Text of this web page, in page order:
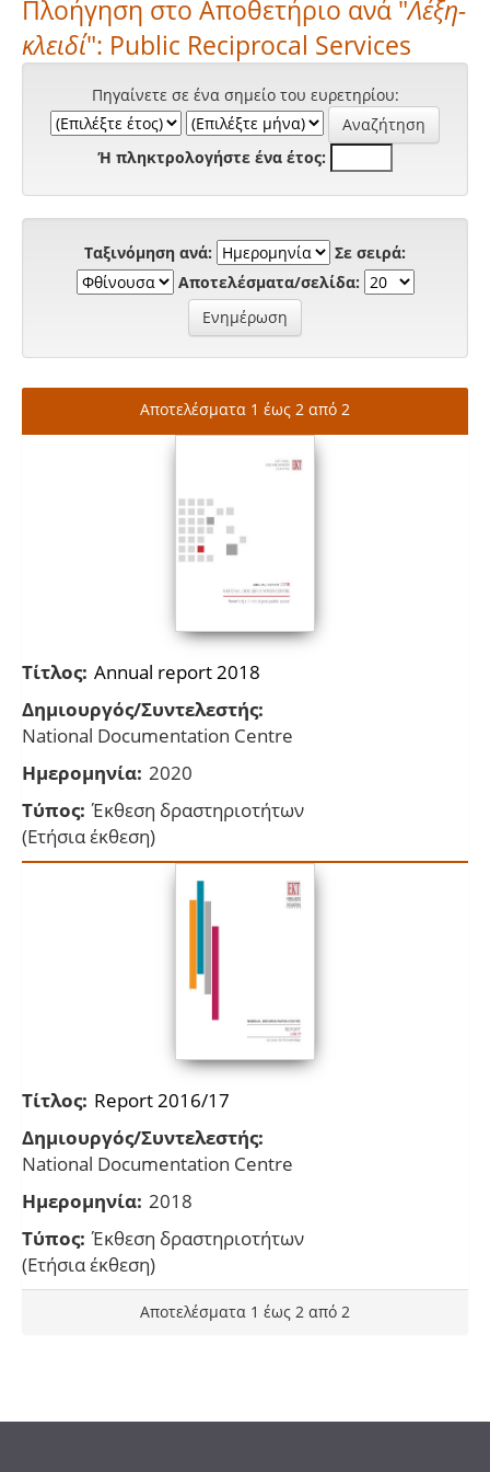
Πλοήγηση στο Αποθετήριο ανά "Λέξη-
κλειδί": Public Reciprocal Services
Πηγαίνετε σε ένα σημείο του ευρετηρίου:
Ή πληκτρολογήστε ένα έτος:
Ταξινόμηση ανά:
Σε σειρά:
Αποτελέσματα/σελίδα:
Αποτελέσματα 1 έως 2 από 2
Τίτλος: Annual report 2018
Δημιουργός/Συντελεστής:
National Documentation Centre
Ημερομηνία: 2020
Τύπος: Έκθεση δραστηριοτήτων
(Ετήσια έκθεση)
Τίτλος: Report 2016/17
Δημιουργός/Συντελεστής:
National Documentation Centre
Ημερομηνία: 2018
Τύπος: Έκθεση δραστηριοτήτων
(Ετήσια έκθεση)
Αποτελέσματα 1 έως 2 από 2